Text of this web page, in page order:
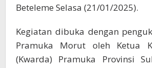
Beteleme Selasa (21/01/2025).
Kegiatan dibuka dengan
Pramuka Morut oleh Ketua
(Kwarda) Pramuka Provinsi